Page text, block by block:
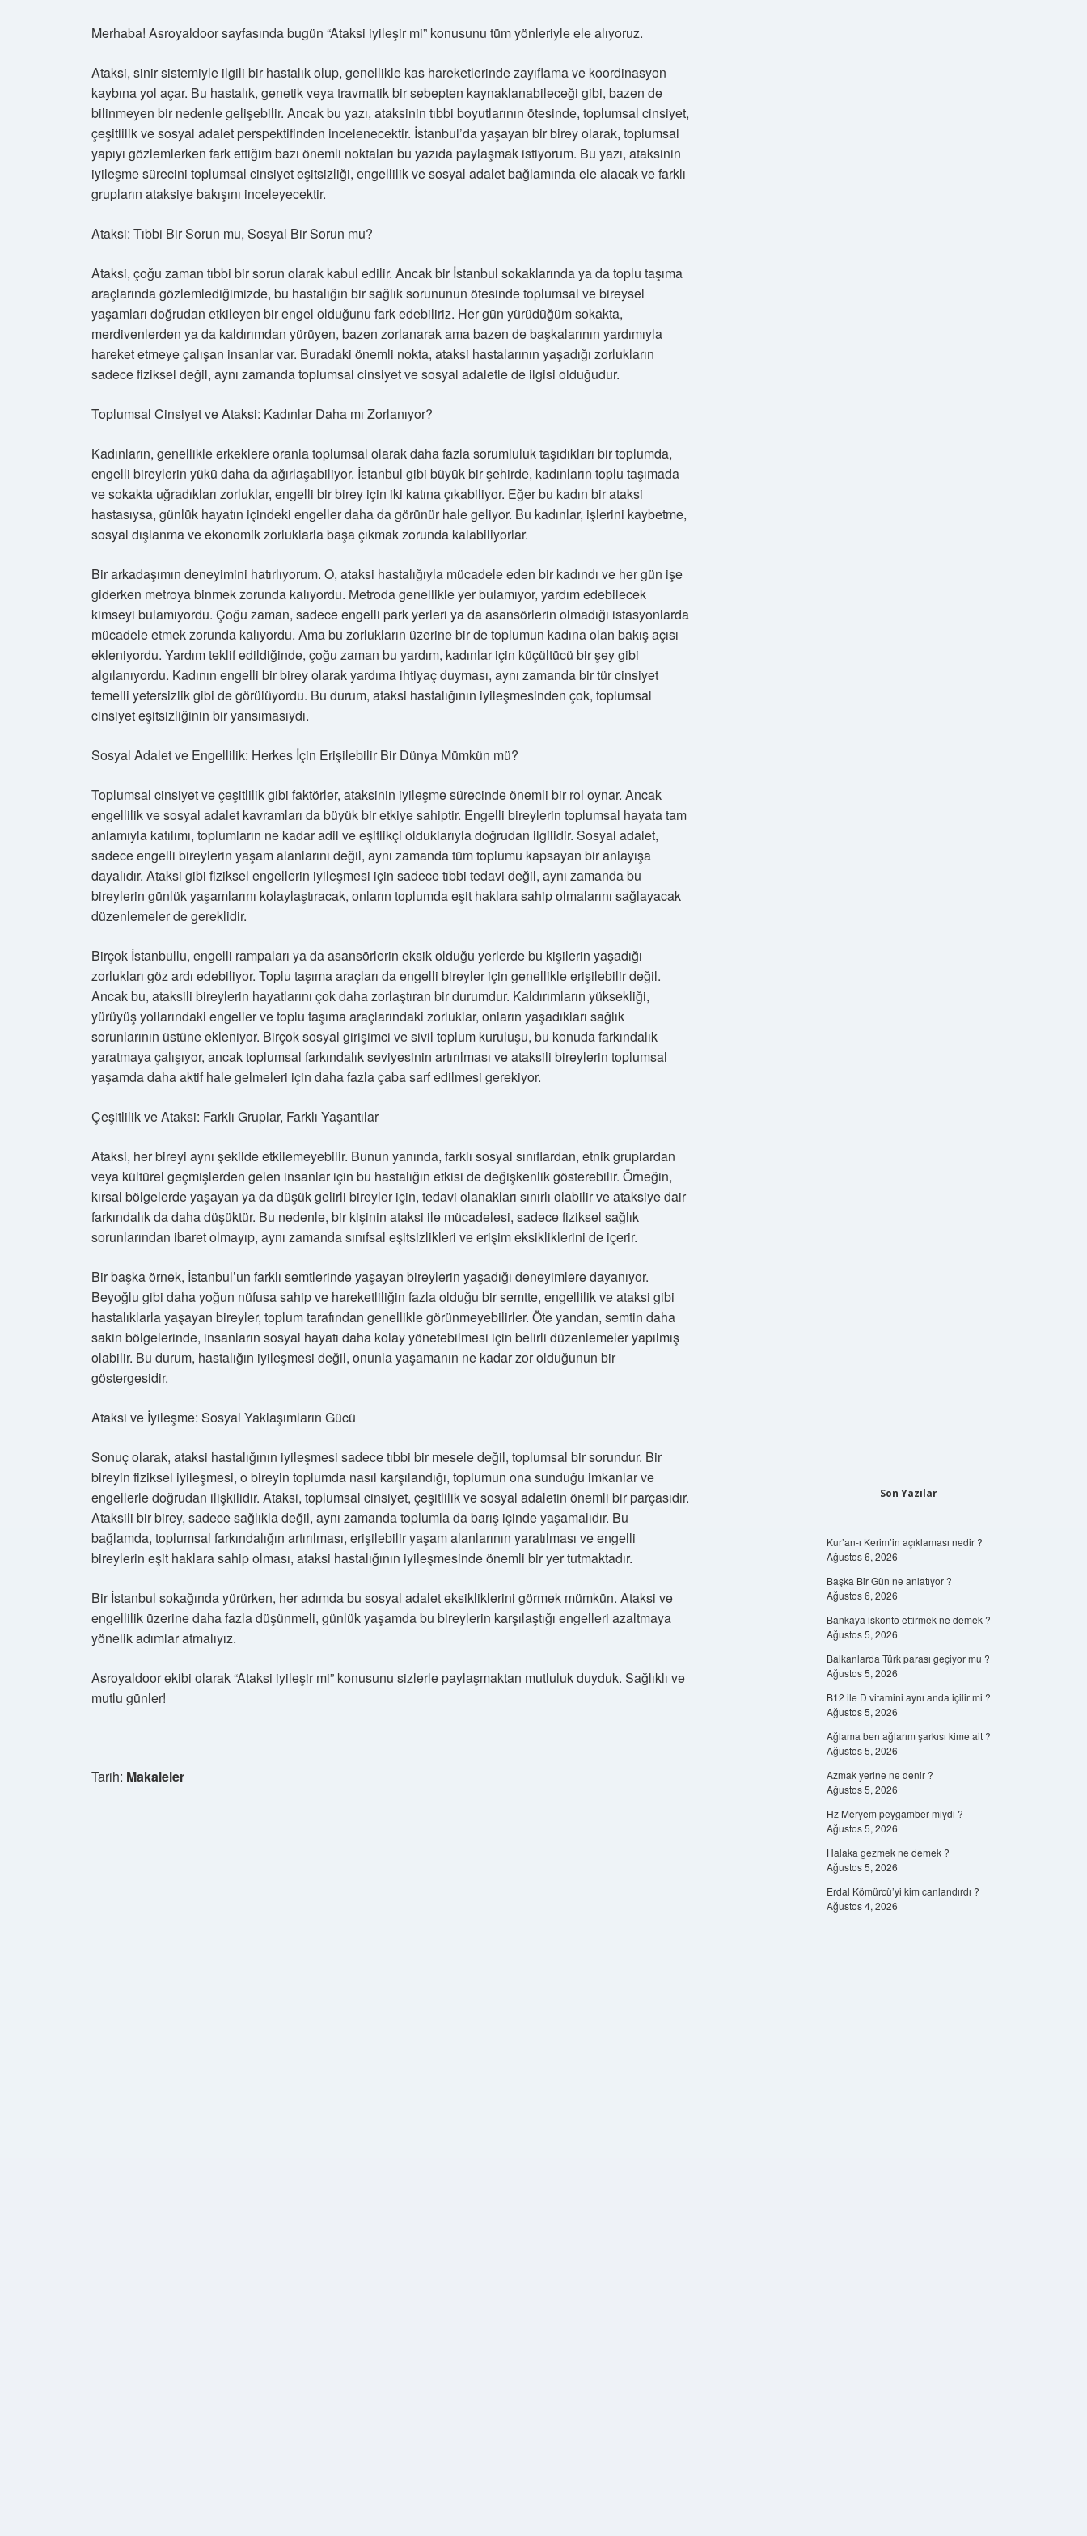
Merhaba! Asroyaldoor sayfasında bugün “Ataksi iyileşir mi” konusunu tüm yönleriyle ele alıyoruz.
Ataksi, sinir sistemiyle ilgili bir hastalık olup, genellikle kas hareketlerinde zayıflama ve koordinasyon
kaybına yol açar. Bu hastalık, genetik veya travmatik bir sebepten kaynaklanabileceği gibi, bazen de
bilinmeyen bir nedenle gelişebilir. Ancak bu yazı, ataksinin tıbbi boyutlarının ötesinde, toplumsal cinsiyet,
çeşitlilik ve sosyal adalet perspektifinden incelenecektir. İstanbul’da yaşayan bir birey olarak, toplumsal
yapıyı gözlemlerken fark ettiğim bazı önemli noktaları bu yazıda paylaşmak istiyorum. Bu yazı, ataksinin
iyileşme sürecini toplumsal cinsiyet eşitsizliği, engellilik ve sosyal adalet bağlamında ele alacak ve farklı
grupların ataksiye bakışını inceleyecektir.
Ataksi: Tıbbi Bir Sorun mu, Sosyal Bir Sorun mu?
Ataksi, çoğu zaman tıbbi bir sorun olarak kabul edilir. Ancak bir İstanbul sokaklarında ya da toplu taşıma
araçlarında gözlemlediğimizde, bu hastalığın bir sağlık sorununun ötesinde toplumsal ve bireysel
yaşamları doğrudan etkileyen bir engel olduğunu fark edebiliriz. Her gün yürüdüğüm sokakta,
merdivenlerden ya da kaldırımdan yürüyen, bazen zorlanarak ama bazen de başkalarının yardımıyla
hareket etmeye çalışan insanlar var. Buradaki önemli nokta, ataksi hastalarının yaşadığı zorlukların
sadece fiziksel değil, aynı zamanda toplumsal cinsiyet ve sosyal adaletle de ilgisi olduğudur.
Toplumsal Cinsiyet ve Ataksi: Kadınlar Daha mı Zorlanıyor?
Kadınların, genellikle erkeklere oranla toplumsal olarak daha fazla sorumluluk taşıdıkları bir toplumda,
engelli bireylerin yükü daha da ağırlaşabiliyor. İstanbul gibi büyük bir şehirde, kadınların toplu taşımada
ve sokakta uğradıkları zorluklar, engelli bir birey için iki katına çıkabiliyor. Eğer bu kadın bir ataksi
hastasıysa, günlük hayatın içindeki engeller daha da görünür hale geliyor. Bu kadınlar, işlerini kaybetme,
sosyal dışlanma ve ekonomik zorluklarla başa çıkmak zorunda kalabiliyorlar.
Bir arkadaşımın deneyimini hatırlıyorum. O, ataksi hastalığıyla mücadele eden bir kadındı ve her gün işe
giderken metroya binmek zorunda kalıyordu. Metroda genellikle yer bulamıyor, yardım edebilecek
kimseyi bulamıyordu. Çoğu zaman, sadece engelli park yerleri ya da asansörlerin olmadığı istasyonlarda
mücadele etmek zorunda kalıyordu. Ama bu zorlukların üzerine bir de toplumun kadına olan bakış açısı
ekleniyordu. Yardım teklif edildiğinde, çoğu zaman bu yardım, kadınlar için küçültücü bir şey gibi
algılanıyordu. Kadının engelli bir birey olarak yardıma ihtiyaç duyması, aynı zamanda bir tür cinsiyet
temelli yetersizlik gibi de görülüyordu. Bu durum, ataksi hastalığının iyileşmesinden çok, toplumsal
cinsiyet eşitsizliğinin bir yansımasıydı.
Sosyal Adalet ve Engellilik: Herkes İçin Erişilebilir Bir Dünya Mümkün mü?
Toplumsal cinsiyet ve çeşitlilik gibi faktörler, ataksinin iyileşme sürecinde önemli bir rol oynar. Ancak
engellilik ve sosyal adalet kavramları da büyük bir etkiye sahiptir. Engelli bireylerin toplumsal hayata tam
anlamıyla katılımı, toplumların ne kadar adil ve eşitlikçi olduklarıyla doğrudan ilgilidir. Sosyal adalet,
sadece engelli bireylerin yaşam alanlarını değil, aynı zamanda tüm toplumu kapsayan bir anlayışa
dayalıdır. Ataksi gibi fiziksel engellerin iyileşmesi için sadece tıbbi tedavi değil, aynı zamanda bu
bireylerin günlük yaşamlarını kolaylaştıracak, onların toplumda eşit haklara sahip olmalarını sağlayacak
düzenlemeler de gereklidir.
Birçok İstanbullu, engelli rampaları ya da asansörlerin eksik olduğu yerlerde bu kişilerin yaşadığı
zorlukları göz ardı edebiliyor. Toplu taşıma araçları da engelli bireyler için genellikle erişilebilir değil.
Ancak bu, ataksili bireylerin hayatlarını çok daha zorlaştıran bir durumdur. Kaldırımların yüksekliği,
yürüyüş yollarındaki engeller ve toplu taşıma araçlarındaki zorluklar, onların yaşadıkları sağlık
sorunlarının üstüne ekleniyor. Birçok sosyal girişimci ve sivil toplum kuruluşu, bu konuda farkındalık
yaratmaya çalışıyor, ancak toplumsal farkındalık seviyesinin artırılması ve ataksili bireylerin toplumsal
yaşamda daha aktif hale gelmeleri için daha fazla çaba sarf edilmesi gerekiyor.
Çeşitlilik ve Ataksi: Farklı Gruplar, Farklı Yaşantılar
Ataksi, her bireyi aynı şekilde etkilemeyebilir. Bunun yanında, farklı sosyal sınıflardan, etnik gruplardan
veya kültürel geçmişlerden gelen insanlar için bu hastalığın etkisi de değişkenlik gösterebilir. Örneğin,
kırsal bölgelerde yaşayan ya da düşük gelirli bireyler için, tedavi olanakları sınırlı olabilir ve ataksiye dair
farkındalık da daha düşüktür. Bu nedenle, bir kişinin ataksi ile mücadelesi, sadece fiziksel sağlık
sorunlarından ibaret olmayıp, aynı zamanda sınıfsal eşitsizlikleri ve erişim eksikliklerini de içerir.
Bir başka örnek, İstanbul’un farklı semtlerinde yaşayan bireylerin yaşadığı deneyimlere dayanıyor.
Beyoğlu gibi daha yoğun nüfusa sahip ve hareketliliğin fazla olduğu bir semtte, engellilik ve ataksi gibi
hastalıklarla yaşayan bireyler, toplum tarafından genellikle görünmeyebilirler. Öte yandan, semtin daha
sakin bölgelerinde, insanların sosyal hayatı daha kolay yönetebilmesi için belirli düzenlemeler yapılmış
olabilir. Bu durum, hastalığın iyileşmesi değil, onunla yaşamanın ne kadar zor olduğunun bir
göstergesidir.
Ataksi ve İyileşme: Sosyal Yaklaşımların Gücü
Sonuç olarak, ataksi hastalığının iyileşmesi sadece tıbbi bir mesele değil, toplumsal bir sorundur. Bir
bireyin fiziksel iyileşmesi, o bireyin toplumda nasıl karşılandığı, toplumun ona sunduğu imkanlar ve
engellerle doğrudan ilişkilidir. Ataksi, toplumsal cinsiyet, çeşitlilik ve sosyal adaletin önemli bir parçasıdır.
Ataksili bir birey, sadece sağlıkla değil, aynı zamanda toplumla da barış içinde yaşamalıdır. Bu
bağlamda, toplumsal farkındalığın artırılması, erişilebilir yaşam alanlarının yaratılması ve engelli
bireylerin eşit haklara sahip olması, ataksi hastalığının iyileşmesinde önemli bir yer tutmaktadır.
Bir İstanbul sokağında yürürken, her adımda bu sosyal adalet eksikliklerini görmek mümkün. Ataksi ve
engellilik üzerine daha fazla düşünmeli, günlük yaşamda bu bireylerin karşılaştığı engelleri azaltmaya
yönelik adımlar atmalıyız.
Asroyaldoor ekibi olarak “Ataksi iyileşir mi” konusunu sizlerle paylaşmaktan mutluluk duyduk. Sağlıklı ve
mutlu günler!
Tarih: Makaleler
Son Yazılar
Kur’an-ı Kerim’in açıklaması nedir ?
Ağustos 6, 2026
Başka Bir Gün ne anlatıyor ?
Ağustos 6, 2026
Bankaya iskonto ettirmek ne demek ?
Ağustos 5, 2026
Balkanlarda Türk parası geçiyor mu ?
Ağustos 5, 2026
B12 ile D vitamini aynı anda içilir mi ?
Ağustos 5, 2026
Ağlama ben ağlarım şarkısı kime ait ?
Ağustos 5, 2026
Azmak yerine ne denir ?
Ağustos 5, 2026
Hz Meryem peygamber miydi ?
Ağustos 5, 2026
Halaka gezmek ne demek ?
Ağustos 5, 2026
Erdal Kömürcü’yi kim canlandırdı ?
Ağustos 4, 2026